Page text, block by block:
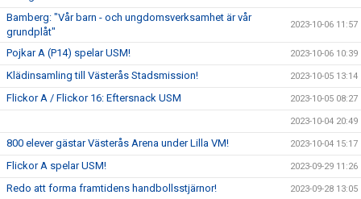
Bamberg: "Vår barn - och ungdomsverksamhet är vår
grundplåt"
2023-10-06 11:57
Pojkar A (P14) spelar USM! 2023-10-06 10:39
Klädinsamling till Västerås Stadsmission! 2023-10-05 13:14
Flickor A / Flickor 16: Eftersnack USM 2023-10-05 08:27
2023-10-04 20:49
800 elever gästar Västerås Arena under Lilla VM! 2023-10-04 15:17
Flickor A spelar USM! 2023-09-29 11:26
Redo att forma framtidens handbollsstjärnor! 2023-09-28 13:05